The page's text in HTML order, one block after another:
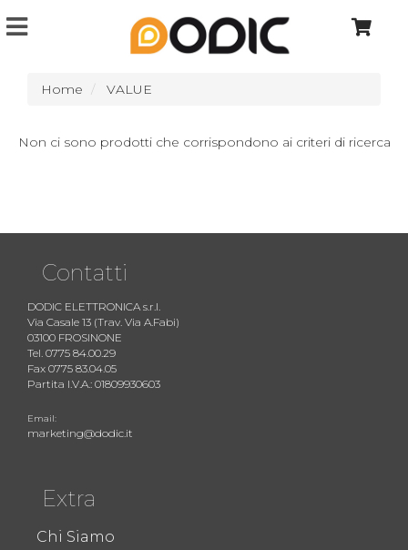
Home VALUE
Non ci sono prodotti che corrispondono ai criteri di ricerca
Contatti
DODIC ELETTRONICA s.r.l.
Via Casale 13 (Trav. Via A.Fabi)
03100 FROSINONE
Tel. 0775 84.00.29
Fax 0775 83.04.05
Partita I.V.A.: 01809930603
Email:
marketing@dodic.it
Extra
Chi Siamo